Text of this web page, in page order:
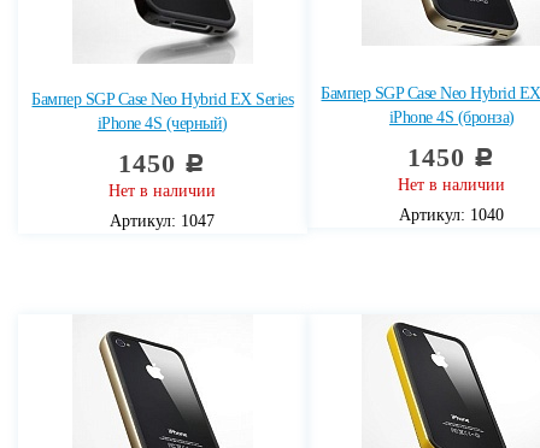
Бампер SGP Case Neo Hybrid EX Series
iPhone 4S (черный)
1450 c
Нет в наличии
Артикул: 1047
Бампер SGP Case Neo Hybrid
iPhone 4S (бронза)
1450 c
Нет в наличии
Артикул: 1040